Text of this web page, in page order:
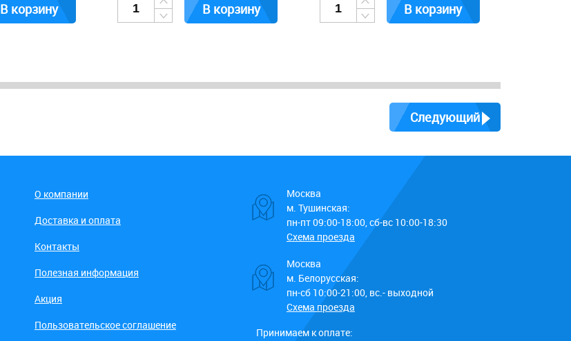
В корзину В корзину В корзину
Следующий
О компании
Доставка и оплата
Контакты
Полезная информация
Акция
Пользовательское соглашение
Москва
м. Тушинская:
пн-пт 09:00-18:00, сб-вс 10:00-18:30
Схема проезда
Москва
м. Белорусская:
пн-сб 10:00-21:00, вс.- выходной
Схема проезда
Принимаем к оплате: